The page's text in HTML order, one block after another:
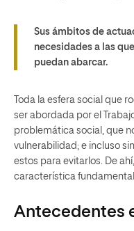
Sus ámbitos de
necesidades a las
puedan abarcar.
Toda la esfera social que
ser abordada por el
problemática social, que
vulnerabilidad; e incluso
estos para evitarlos. De
característica fundamental
Antecedentes